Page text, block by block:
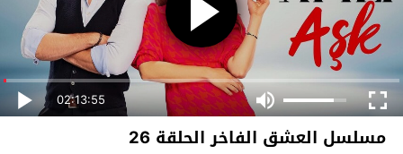
02:13:55
مسلسل العشق الفاخر الحلقة 26